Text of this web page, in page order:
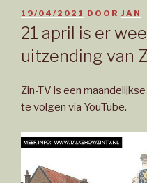
GEPLAATST
OP
19/04/2021 DOOR JAN
21 april is er
uitzending van
Zin-TV is een
te volgen via YouTube.